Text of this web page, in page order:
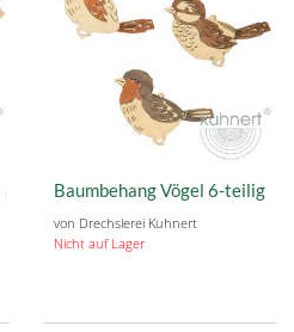
Baumbehang Vögel 6-teilig
von Drechslerei Kuhnert
Nicht auf Lager